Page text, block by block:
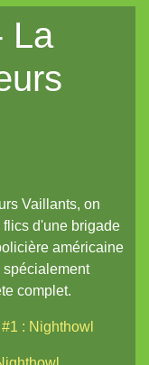
Vaillants)
noël...
La
Vaillants, on
d'une brigade
américaine
spécialement
complet.
: Nighthowl